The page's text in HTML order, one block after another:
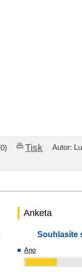
Tisk
Autor:
Anketa
Souhlasíte
Ano